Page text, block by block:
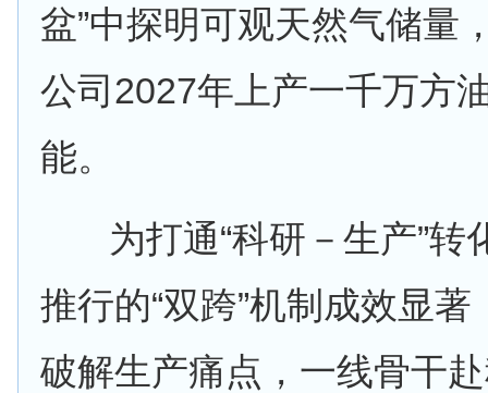
盆”中探明可观天然气储量
公司2027年上产一千万方
能。
为打通“科研－生产”转
推行的“双跨”机制成效显
破解生产痛点，一线骨干